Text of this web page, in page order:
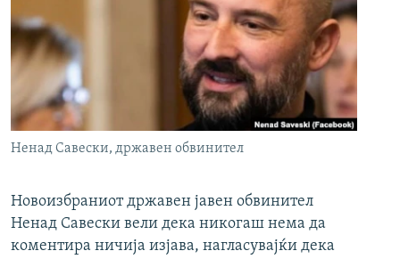
Ненад Савески, државен обвинител
Новоизбраниот државен јавен обвинител
Ненад Савески вели дека никогаш нема да
коментира ничија изјава, нагласувајќи дека